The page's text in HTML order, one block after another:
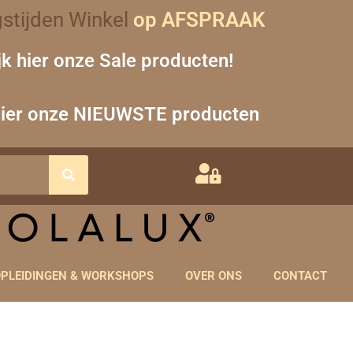
Winkel op AFSPRAAK
hier onze Sale producten!
onze NIEUWSTE producten
& WORKSHOPS OVER ONS CONTACT